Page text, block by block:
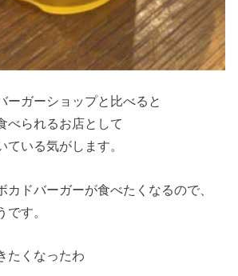
ーガーショップと比べると
べられるお店として
いる気がします。
カドバーガーが食べたくなるので、
す。
たくなったわ